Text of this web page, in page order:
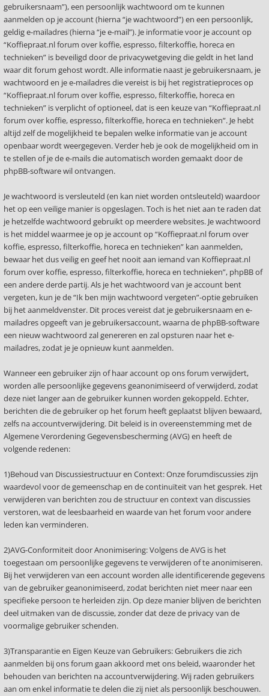
gebruikersnaam”), een persoonlijk wachtwoord om te kunnen
aanmelden op je account (hierna “je wachtwoord”) en een persoonlijk,
geldig e-mailadres (hierna “je e-mail”). Je informatie voor je account op
“Koffiepraat.nl forum over koffie, espresso, filterkoffie, horeca en
technieken” is beveiligd door de privacywetgeving die geldt in het land
waar dit forum gehost wordt. Alle informatie naast je gebruikersnaam, je
wachtwoord en je e-mailadres die vereist is bij het registratieproces op
“Koffiepraat.nl forum over koffie, espresso, filterkoffie, horeca en
technieken” is verplicht of optioneel, dat is een keuze van “Koffiepraat.nl
forum over koffie, espresso, filterkoffie, horeca en technieken”. Je hebt
altijd zelf de mogelijkheid te bepalen welke informatie van je account
openbaar wordt weergegeven. Verder heb je ook de mogelijkheid om in
te stellen of je de e-mails die automatisch worden gemaakt door de
phpBB-software wil ontvangen.
Je wachtwoord is versleuteld (en kan niet worden ontsleuteld) waardoor
het op een veilige manier is opgeslagen. Toch is het niet aan te raden dat
je hetzelfde wachtwoord gebruikt op meerdere websites. Je wachtwoord
is het middel waarmee je op je account op “Koffiepraat.nl forum over
koffie, espresso, filterkoffie, horeca en technieken” kan aanmelden,
bewaar het dus veilig en geef het nooit aan iemand van Koffiepraat.nl
forum over koffie, espresso, filterkoffie, horeca en technieken”, phpBB of
een andere derde partij. Als je het wachtwoord van je account bent
vergeten, kun je de “Ik ben mijn wachtwoord vergeten”-optie gebruiken
bij het aanmeldvenster. Dit proces vereist dat je gebruikersnaam en e-
mailadres opgeeft van je gebruikersaccount, waarna de phpBB-software
een nieuw wachtwoord zal genereren en zal opsturen naar het e-
mailadres, zodat je je opnieuw kunt aanmelden.
Wanneer een gebruiker zijn of haar account op ons forum verwijdert,
worden alle persoonlijke gegevens geanonimiseerd of verwijderd, zodat
deze niet langer aan de gebruiker kunnen worden gekoppeld. Echter,
berichten die de gebruiker op het forum heeft geplaatst blijven bewaard,
zelfs na accountverwijdering. Dit beleid is in overeenstemming met de
Algemene Verordening Gegevensbescherming (AVG) en heeft de
volgende redenen:
1)Behoud van Discussiestructuur en Context: Onze forumdiscussies zijn
waardevol voor de gemeenschap en de continuïteit van het gesprek. Het
verwijderen van berichten zou de structuur en context van discussies
verstoren, wat de leesbaarheid en waarde van het forum voor andere
leden kan verminderen.
2)AVG-Conformiteit door Anonimisering: Volgens de AVG is het
toegestaan om persoonlijke gegevens te verwijderen of te anonimiseren.
Bij het verwijderen van een account worden alle identificerende gegevens
van de gebruiker geanonimiseerd, zodat berichten niet meer naar een
specifieke persoon te herleiden zijn. Op deze manier blijven de berichten
deel uitmaken van de discussie, zonder dat deze de privacy van de
voormalige gebruiker schenden.
3)Transparantie en Eigen Keuze van Gebruikers: Gebruikers die zich
aanmelden bij ons forum gaan akkoord met ons beleid, waaronder het
behouden van berichten na accountverwijdering. Wij raden gebruikers
aan om enkel informatie te delen die zij niet als persoonlijk beschouwen.